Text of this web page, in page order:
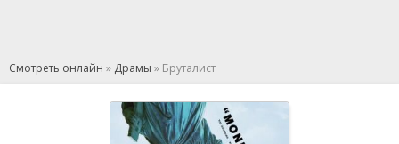
Смотреть онлайн » Драмы » Бруталист